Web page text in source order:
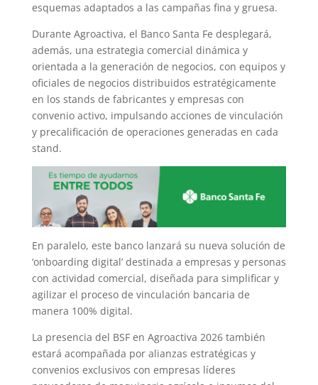
esquemas adaptados a las campañas fina y gruesa.
Durante Agroactiva, el Banco Santa Fe desplegará,
además, una estrategia comercial dinámica y
orientada a la generación de negocios, con equipos y
oficiales de negocios distribuidos estratégicamente
en los stands de fabricantes y empresas con
convenio activo, impulsando acciones de vinculación
y precalificación de operaciones generadas en cada
stand.
En paralelo, este banco lanzará su nueva solución de
‘onboarding digital’ destinada a empresas y personas
con actividad comercial, diseñada para simplificar y
agilizar el proceso de vinculación bancaria de
manera 100% digital.
La presencia del BSF en Agroactiva 2026 también
estará acompañada por alianzas estratégicas y
convenios exclusivos con empresas líderes